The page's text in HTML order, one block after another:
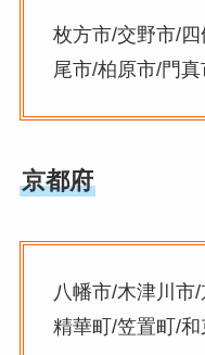
枚方市/交野市/
尾市/柏原市/門
京都府
八幡市/木津川市
精華町/笠置町/和